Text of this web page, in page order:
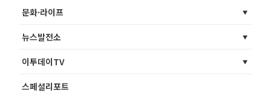
문화·라이프
뉴스발전소
이투데이TV
스페셜리포트